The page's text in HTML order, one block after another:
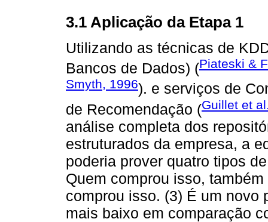
3.1 Aplicação da Etapa 1
Utilizando as técnicas de
Bancos de Dados) (Piateski &
Smyth, 1996). e serviços de
de Recomendação (Guillet et
análise completa dos
estruturados da empresa, a
poderia prover quatro tipos
Quem comprou isso,
comprou isso. (3) É um novo
mais baixo em comparação